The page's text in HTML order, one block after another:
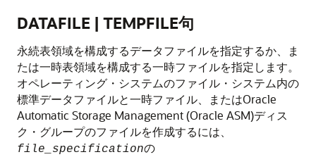
DATAFILE | TEMPFILE句
永続表領域を構成するデータファイルを指定するか、ま
たは一時表領域を構成する一時ファイルを指定します。
オペレーティング・システムのファイル・システム内の
標準データファイルと一時ファイル、またはOracle
Automatic Storage Management (Oracle ASM)ディス
ク・グループのファイルを作成するには、
file_specificationの